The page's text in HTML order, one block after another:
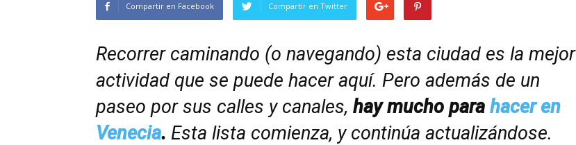
Compartir en Facebook Compartir en Twitter
Recorrer caminando (o navegando) esta ciudad es la mejor
actividad que se puede hacer aquí. Pero además de un
paseo por sus calles y canales, hay mucho para hacer en
Venecia. Esta lista comienza, y continúa actualizándose.